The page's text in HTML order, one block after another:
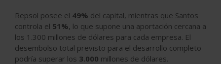
Repsol posee el 49% del capital, mientras que Santos
controla el 51%, lo que supone una aportación cercana a
los 1.300 millones de dólares para cada empresa. El
desembolso total previsto para el desarrollo completo
podría superar los 3.000 millones de dólares.